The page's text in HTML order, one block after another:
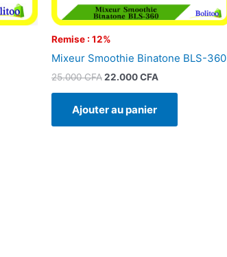
Remise : 12%
Mixeur Smoothie Binatone BLS-360
25.000CFA22.000CFA
Ajouter au panier